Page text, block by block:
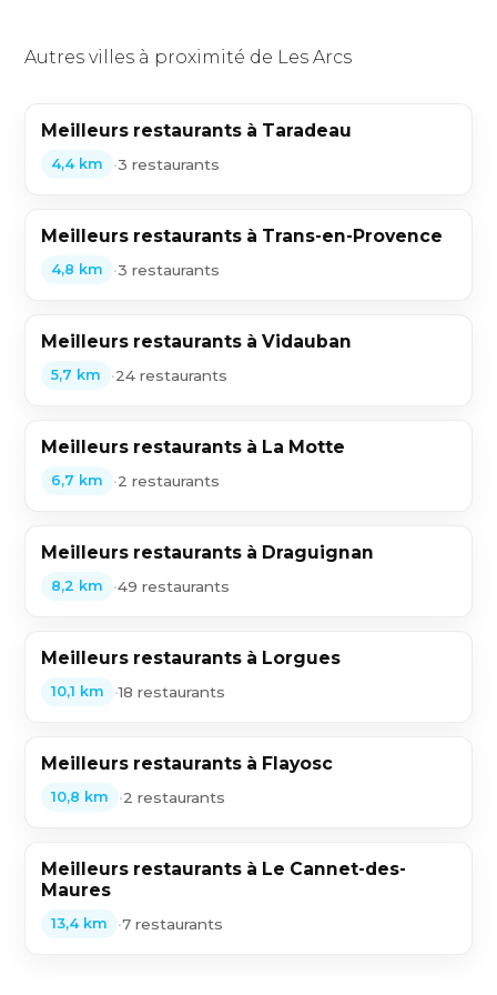
Autres villes à proximité de Les Arcs
Meilleurs restaurants à Taradeau
4,4 km •3 restaurants
Meilleurs restaurants à Trans-en-Provence
4,8 km •3 restaurants
Meilleurs restaurants à Vidauban
5,7 km •24 restaurants
Meilleurs restaurants à La Motte
6,7 km •2 restaurants
Meilleurs restaurants à Draguignan
8,2 km •49 restaurants
Meilleurs restaurants à Lorgues
10,1 km •18 restaurants
Meilleurs restaurants à Flayosc
10,8 km •2 restaurants
Meilleurs restaurants à Le Cannet-des-
Maures
13,4 km •7 restaurants